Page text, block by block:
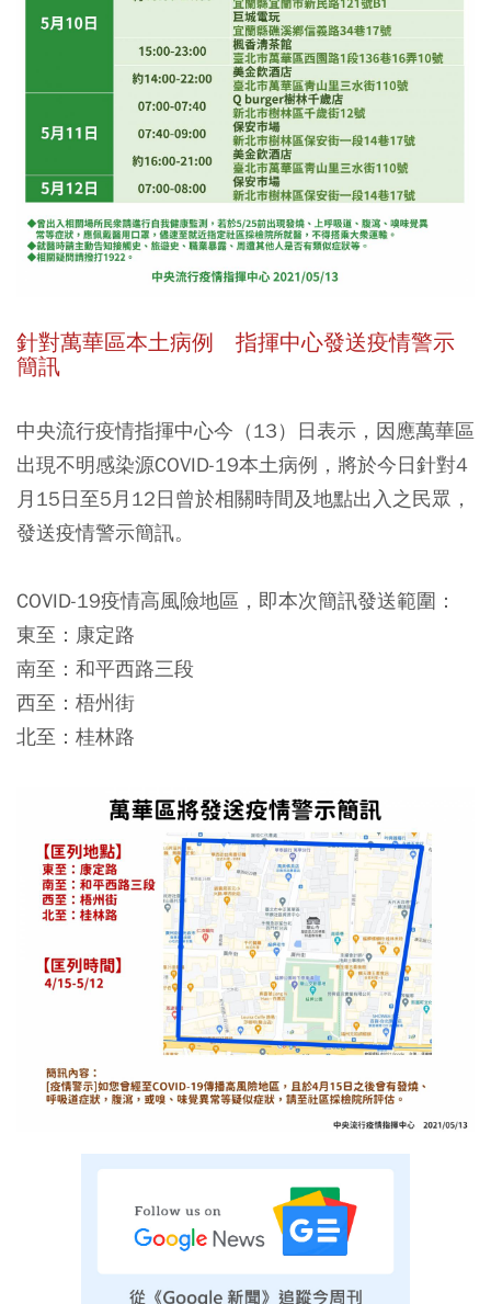
針對萬華區本土病例 指揮中心發送疫情警示
簡訊
中央流行疫情指揮中心今（13）日表示，因應萬華區
出現不明感染源COVID-19本土病例，將於今日針對4
月15日至5月12日曾於相關時間及地點出入之民眾，
發送疫情警示簡訊。
COVID-19疫情高風險地區，即本次簡訊發送範圍：
東至：康定路
南至：和平西路三段
西至：梧州街
北至：桂林路